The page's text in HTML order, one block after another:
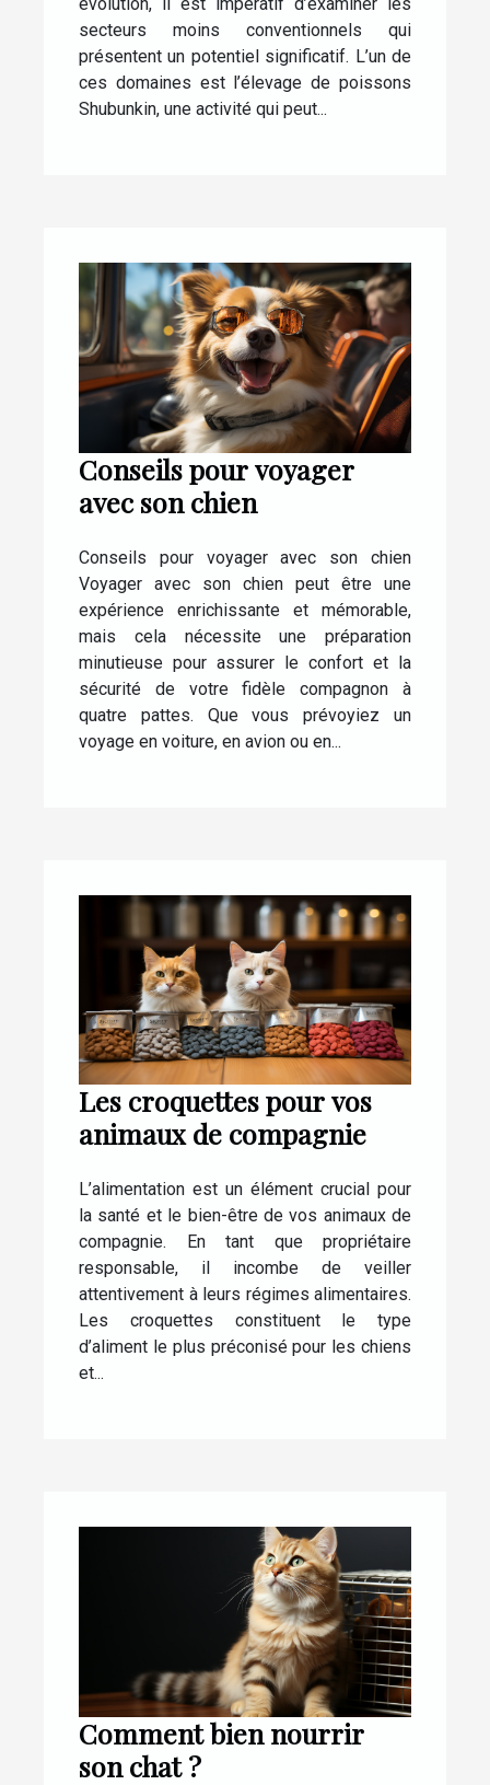
secteurs moins conventionnels qui
présentent un potentiel significatif. L’un de
ces domaines est l’élevage de poissons
Shubunkin, une activité qui peut...
Conseils pour voyager
avec son chien
Conseils pour voyager avec son chien
Voyager avec son chien peut être une
expérience enrichissante et mémorable,
mais cela nécessite une préparation
minutieuse pour assurer le confort et la
sécurité de votre fidèle compagnon à
quatre pattes. Que vous prévoyiez un
voyage en voiture, en avion ou en...
Les croquettes pour vos
animaux de compagnie
L’alimentation est un élément crucial pour
la santé et le bien-être de vos animaux de
compagnie. En tant que propriétaire
responsable, il incombe de veiller
attentivement à leurs régimes alimentaires.
Les croquettes constituent le type
d’aliment le plus préconisé pour les chiens
et...
Comment bien nourrir
son chat ?